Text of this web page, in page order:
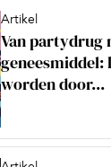
Artikel
Van partydrug
geneesmiddel:
worden door...